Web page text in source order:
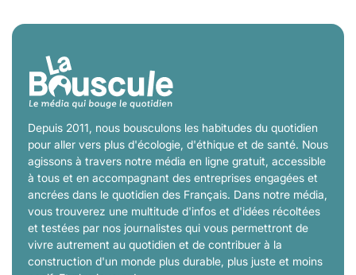
Depuis 2011, nous bousculons les habitudes du quotidien
pour aller vers plus d'écologie, d'éthique et de santé. Nous
agissons à travers notre média en ligne gratuit, accessible
à tous et en accompagnant des entreprises engagées et
ancrées dans le quotidien des Français. Dans notre média,
vous trouverez une multitude d'infos et d'idées récoltées
et testées par nos journalistes qui vous permettront de
vivre autrement au quotidien et de contribuer à la
construction d'un monde plus durable, plus juste et moins